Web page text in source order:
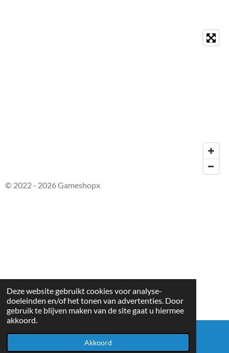
Deze website gebruikt cookies voor analyse-
doeleinden en/of het tonen van advertenties. Door
gebruik te blijven maken van de site gaat u hiermee
akkoord.
Akkoord
© 2022 - 2026 Gameshopx